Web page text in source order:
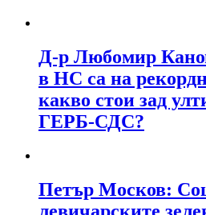
Д-р Любомир
в НС са на
какво стои зад
ГЕРБ-СДС?
Петър Москов:
левичарските